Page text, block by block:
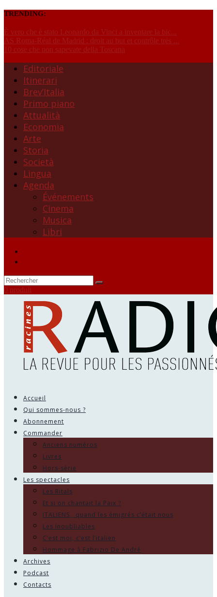
TRENDING:
È vero che è stato Leonardo da Vinci a inventare la bic...
AS Roma-Réal de Madrid : droit au but et contrôle très ...
10 cose che non sapevate della Toscana
Editoriale
Itinerari
Brev’Italia
Primo piano
Attualità
Economia
Arte
Storia
Società
Lingua
Agenda
Événements
Cinema
Musica
Libri
0 produit
Accueil
Qui sommes-nous ?
Abonnement
Commander
Anciens numéros
Livres
Hors-série
Les spectacles
Les Ritals
Et si on chantait la Paix ?
ITALIENS , quand les émigrés c’était nous
Les Inoubliables
C’est moi, c’est l’italien
Hommage à Fabrizio De André
Archives
Podcast
Contacts